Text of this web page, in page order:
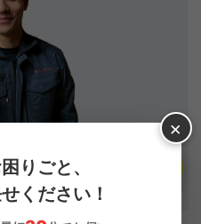
×
りごと、
ください！